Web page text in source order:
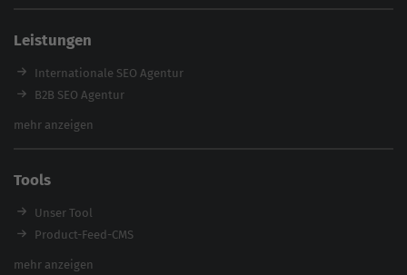
Referenzen
E-Books
Magazin
Leistungen
Internationale SEO Agentur
B2B SEO Agentur
Inhouse SEO Agentur
Enterprise SEO Agentur
Workshops
mehr anzeigen
Tools
Unser Tool
Product-Feed-CMS
Website Analyse
mehr anzeigen